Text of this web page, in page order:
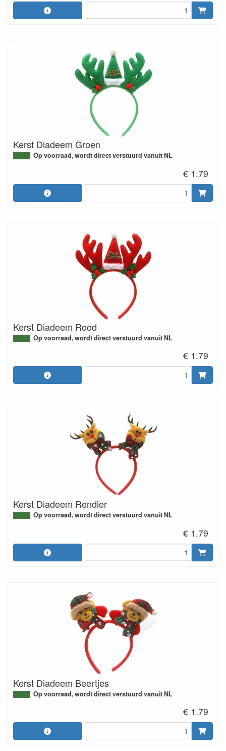
Kerst Diadeem Groen
Op voorraad, wordt direct verstuurd vanuit NL
€ 1.79
Kerst Diadeem Rood
Op voorraad, wordt direct verstuurd vanuit NL
€ 1.79
Kerst Diadeem Rendier
Op voorraad, wordt direct verstuurd vanuit NL
€ 1.79
Kerst Diadeem Beertjes
Op voorraad, wordt direct verstuurd vanuit NL
€ 1.79